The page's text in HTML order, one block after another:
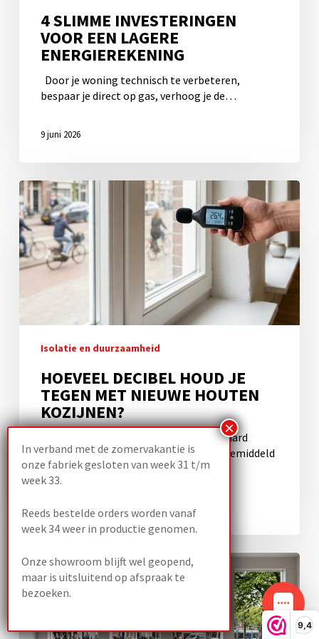
9,4
4 SLIMME INVESTERINGEN
VOOR EEN LAGERE
ENERGIEREKENING
Door je woning technisch te verbeteren,
bespaar je direct op gas, verhoog je de…
9 juni 2026
Hoeveel
decibel
houd
je
tegen
met
houten
Isolatie en duurzaamheid
HOEVEEL DECIBEL HOUD JE
TEGEN MET NIEUWE HOUTEN
KOZIJNEN?
Met nieuwe houten kozijnen en standaard
hoogrendementsglas (HR++) houd je gemiddeld
30 tot 35…
7 juni 2026
Hoeveel
geluid
houden
In verband met de zomervakantie is
onze fabriek gesloten van week 31 t/m
week 33.
Reeds bestelde orders worden vanaf
week 34 weer in productie genomen.
Onze showroom blijft wel geopend,
maar is uitsluitend op afspraak te
bezoeken.